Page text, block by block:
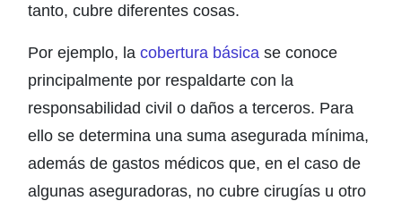
tanto, cubre diferentes cosas.
Por ejemplo, la cobertura básica se conoce
principalmente por respaldarte con la
responsabilidad civil o daños a terceros. Para
ello se determina una suma asegurada mínima,
además de gastos médicos que, en el caso de
algunas aseguradoras, no cubre cirugías u otro